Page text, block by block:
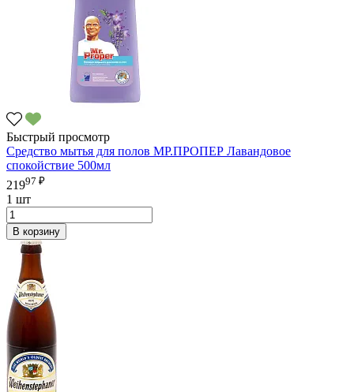
Быстрый просмотр
Средство мытья для полов МР.ПРОПЕР Лавандовое
спокойствие 500мл
21997 ₽
1 шт
В корзину